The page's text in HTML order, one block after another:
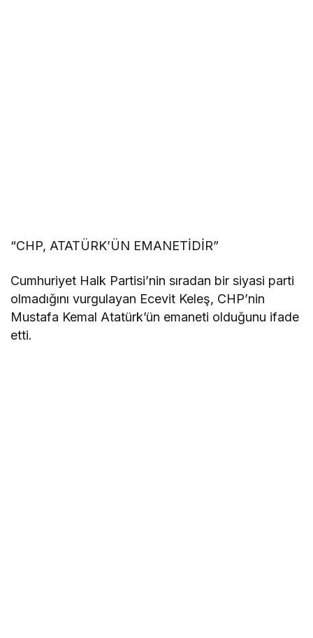
“CHP, ATATÜRK’ÜN EMANETİDİR”
Cumhuriyet Halk Partisi’nin sıradan bir siyasi parti
olmadığını vurgulayan Ecevit Keleş, CHP’nin
Mustafa Kemal Atatürk’ün emaneti olduğunu ifade
etti.